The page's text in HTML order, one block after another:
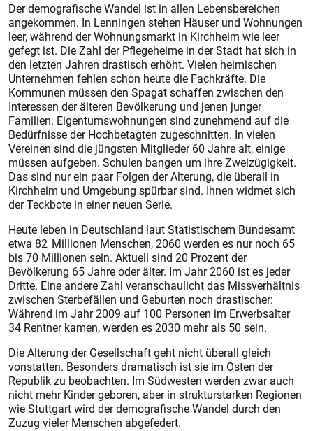
Der demografische Wandel ist in allen Lebensbereichen
angekommen. In Lenningen stehen Häuser und Wohnungen
leer, während der Wohnungsmarkt in Kirchheim wie leer
gefegt ist. Die Zahl der Pflegeheime in der Stadt hat sich in
den letzten Jahren drastisch erhöht. Vielen heimischen
Unternehmen fehlen schon heute die Fachkräfte. Die
Kommunen müssen den Spagat schaffen zwischen den
Interessen der älteren Bevölkerung und jenen junger
Familien. Eigentumswohnungen sind zunehmend auf die
Bedürfnisse der Hochbetagten zugeschnitten. In vielen
Vereinen sind die jüngsten Mitglieder 60 Jahre alt, einige
müssen aufgeben. Schulen bangen um ihre Zweizügigkeit.
Das sind nur ein paar Folgen der Alterung, die überall in
Kirchheim und Umgebung spürbar sind. Ihnen widmet sich
der Teckbote in einer neuen Serie.
Heute leben in Deutschland laut Statistischem Bundesamt
etwa 82 Millionen Menschen, 2060 werden es nur noch 65
bis 70 Millionen sein. Aktuell sind 20 Prozent der
Bevölkerung 65 Jahre oder älter. Im Jahr 2060 ist es jeder
Dritte. Eine andere Zahl veranschaulicht das Missverhältnis
zwischen Sterbefällen und Geburten noch drastischer:
Während im Jahr 2009 auf 100 Personen im Erwerbsalter
34 Rentner kamen, werden es 2030 mehr als 50 sein.
Die Alterung der Gesellschaft geht nicht überall gleich
vonstatten. Besonders dramatisch ist sie im Osten der
Republik zu beobachten. Im Südwesten werden zwar auch
nicht mehr Kinder geboren, aber in strukturstarken Regionen
wie Stuttgart wird der demografische Wandel durch den
Zuzug vieler Menschen abgefedert.